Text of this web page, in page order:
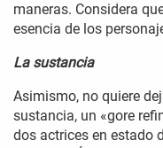
maneras. Considera
esencia de los
La sustancia
Asimismo, no quiere
sustancia, un «gore
dos actrices en estado